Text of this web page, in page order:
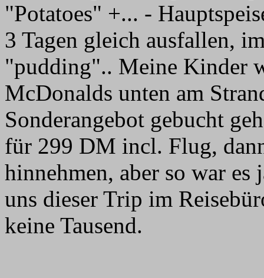
"Potatoes" +... -
3 Tagen gleich ausfallen,
"pudding".. Meine Kinder
McDonalds unten am
Sonderangebot gebucht
für 299 DM incl. Flug,
hinnehmen, aber so war
uns dieser Trip im
keine Tausend.